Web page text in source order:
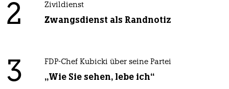
2 Zivildienst
Zwangsdienst als Randnotiz
3 FDP-Chef Kubicki über seine Partei
„Wie Sie sehen, lebe ich“